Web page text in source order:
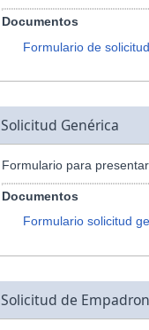
Documentos
Formulario de
Solicitud Genérica
Formulario para
Documentos
Formulario solicitud
Solicitud de